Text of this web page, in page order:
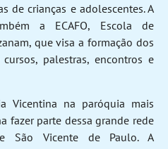
de crianças e adolescentes. A
a ECAFO, Escola de
que visa a formação dos
palestras, encontros e
Vicentina na paróquia mais
fazer parte dessa grande rede
São Vicente de Paulo. A